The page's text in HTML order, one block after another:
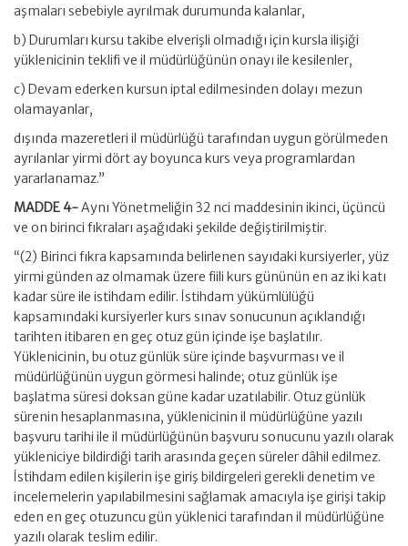
aşmaları sebebiyle ayrılmak durumunda kalanlar,
b) Durumları kursu takibe elverişli olmadığı için kursla ilişiği
yüklenicinin teklifi ve il müdürlüğünün onayı ile kesilenler,
c) Devam ederken kursun iptal edilmesinden dolayı mezun
olamayanlar,
dışında mazeretleri il müdürlüğü tarafından uygun görülmeden
ayrılanlar yirmi dört ay boyunca kurs veya programlardan
yararlanamaz.”
MADDE 4-Aynı Yönetmeliğin 32 nci maddesinin ikinci, üçüncü
ve on birinci fıkraları aşağıdaki şekilde değiştirilmiştir.
“(2) Birinci fıkra kapsamında belirlenen sayıdaki kursiyerler, yüz
yirmi günden az olmamak üzere fiili kurs gününün en az iki katı
kadar süre ile istihdam edilir. İstihdam yükümlülüğü
kapsamındaki kursiyerler kurs sınav sonucunun açıklandığı
tarihten itibaren en geç otuz gün içinde işe başlatılır.
Yüklenicinin, bu otuz günlük süre içinde başvurması ve il
müdürlüğünün uygun görmesi halinde; otuz günlük işe
başlatma süresi doksan güne kadar uzatılabilir. Otuz günlük
sürenin hesaplanmasına, yüklenicinin il müdürlüğüne yazılı
başvuru tarihi ile il müdürlüğünün başvuru sonucunu yazılı olarak
yükleniciye bildirdiği tarih arasında geçen süreler dâhil edilmez.
İstihdam edilen kişilerin işe giriş bildirgeleri gerekli denetim ve
incelemelerin yapılabilmesini sağlamak amacıyla işe girişi takip
eden en geç otuzuncu gün yüklenici tarafından il müdürlüğüne
yazılı olarak teslim edilir.